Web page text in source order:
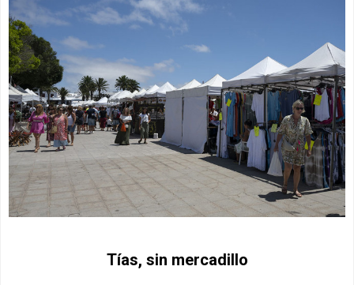
Tías, sin mercadillo